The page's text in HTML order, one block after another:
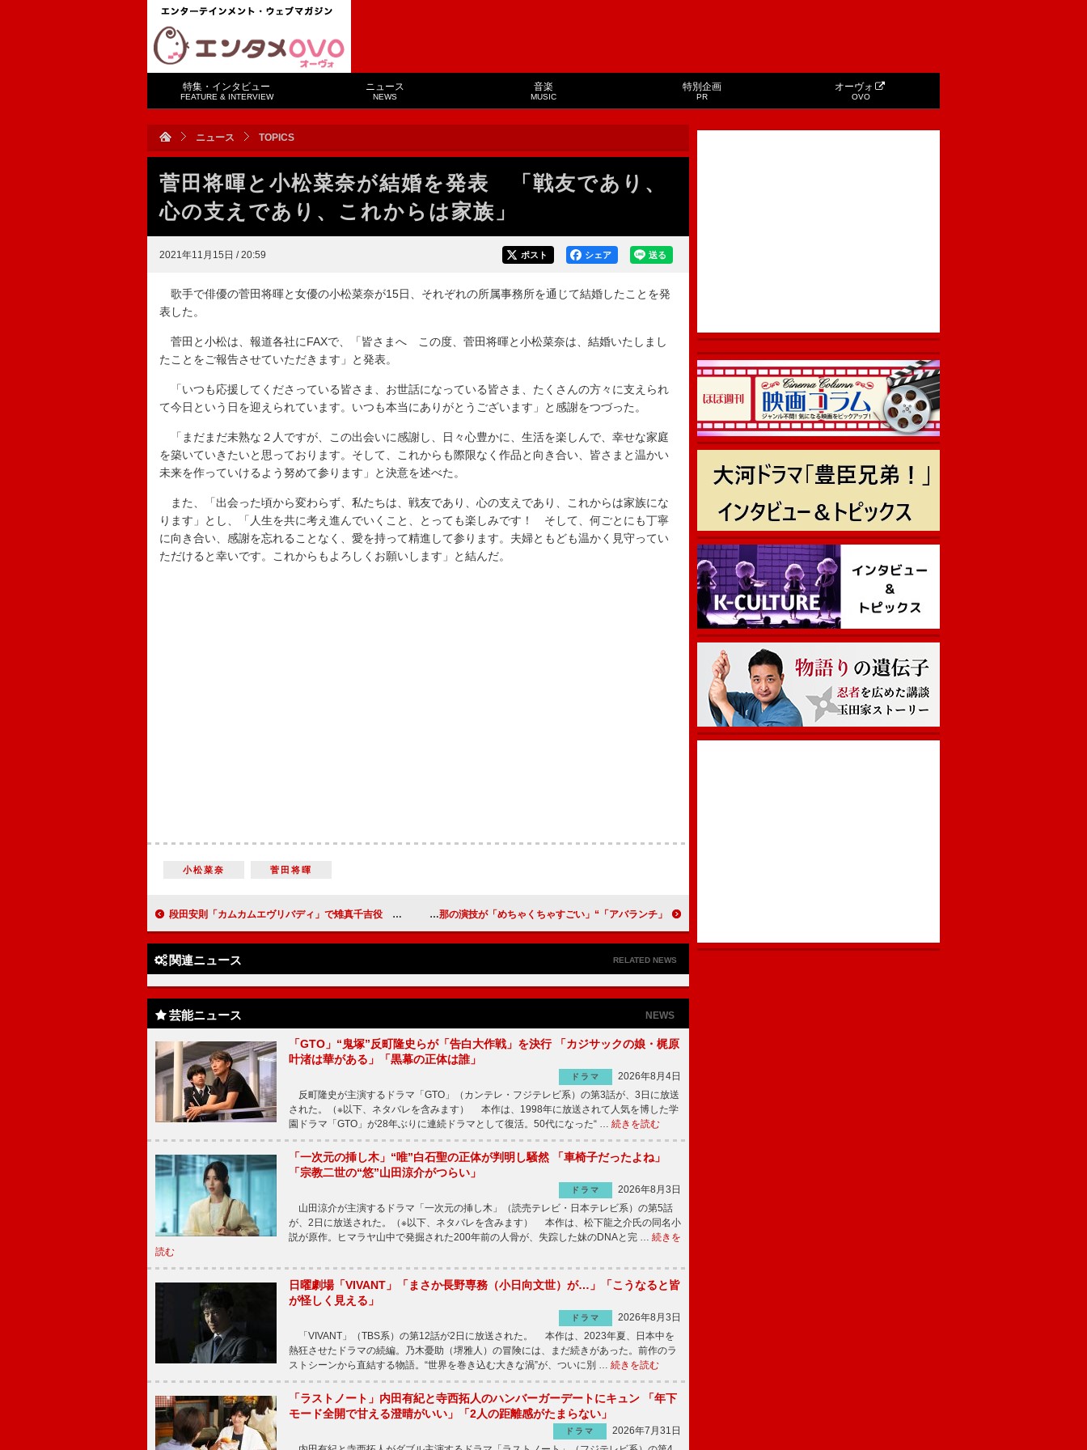
特集・インタビュー
FEATURE & INTERVIEW
ニュース
NEWS
音楽
MUSIC
特別企画
PR
オーヴォ
OVO
ニュース TOPICS
菅田将暉と小松菜奈が結婚を発表 「戦友であり、
心の支えであり、これからは家族」
2021年11月15日 / 20:59 送る
シェア
ポスト
歌手で俳優の菅田将暉と女優の小松菜奈が15日、それぞれの所属事務所を通じて結婚したことを発
表した。
菅田と小松は、報道各社にFAXで、「皆さまへ この度、菅田将暉と小松菜奈は、結婚いたしまし
たことをご報告させていただきます」と発表。
「いつも応援してくださっている皆さま、お世話になっている皆さま、たくさんの方々に支えられ
て今日という日を迎えられています。いつも本当にありがとうございます」と感謝をつづった。
「まだまだ未熟な２人ですが、この出会いに感謝し、日々心豊かに、生活を楽しんで、幸せな家庭
を築いていきたいと思っております。そして、これからも際限なく作品と向き合い、皆さまと温かい
未来を作っていけるよう努めて参ります」と決意を述べた。
また、「出会った頃から変わらず、私たちは、戦友であり、心の支えであり、これからは家族にな
ります」とし、「人生を共に考え進んでいくこと、とっても楽しみです！ そして、何ごとにも丁寧
に向き合い、感謝を忘れることなく、愛を持って精進して参ります。夫婦ともども温かく見守ってい
ただけると幸いです。これからもよろしくお願いします」と結んだ。
小松菜奈 菅田将暉
段田安則「カムカムエヴリバディ」で雉真千吉役 ２人の“息子”にとっては「厳しいようで優しい、いいお父さん」 「アバランチ」“羽生”綾野剛と“山守”木村佳乃の過去が明らかに 工場長の娘役・北香那の演技が「めちゃくちゃすごい」
関連ニュース RELATED NEWS
芸能ニュース NEWS
「GTO」“鬼塚”反町隆史らが「告白大作戦」を決行 「カジサックの娘・梶原
叶渚は華がある」「黒幕の正体は誰」
ドラマ
2026年8月4日
反町隆史が主演するドラマ「GTO」（カンテレ・フジテレビ系）の第3話が、3日に放送
された。（※以下、ネタバレを含みます） 本作は、1998年に放送されて人気を博した学
園ドラマ「GTO」が28年ぶりに連続ドラマとして復活。50代になった“ … 続きを読む
「一次元の挿し木」“唯”白石聖の正体が判明し騒然 「車椅子だったよね」
「宗教二世の“悠”山田涼介がつらい」
ドラマ
2026年8月3日
山田涼介が主演するドラマ「一次元の挿し木」（読売テレビ・日本テレビ系）の第5話
が、2日に放送された。（※以下、ネタバレを含みます） 本作は、松下龍之介氏の同名小
説が原作。ヒマラヤ山中で発掘された200年前の人骨が、失踪した妹のDNAと完 … 続きを
読む
日曜劇場「VIVANT」「まさか長野専務（小日向文世）が…」「こうなると皆
が怪しく見える」
ドラマ
2026年8月3日
「VIVANT」（TBS系）の第12話が2日に放送された。 本作は、2023年夏、日本中を
熱狂させたドラマの続編。乃木憂助（堺雅人）の冒険には、まだ続きがあった。前作のラ
ストシーンから直結する物語。“世界を巻き込む大きな渦”が、ついに別 … 続きを読む
「ラストノート」内田有紀と寺西拓人のハンバーガーデートにキュン 「年下
モード全開で甘える澄晴がいい」「2人の距離感がたまらない」
ドラマ
2026年7月31日